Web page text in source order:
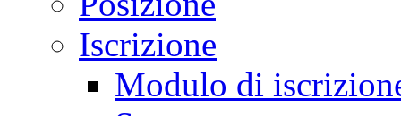
Iscrizione
Modulo di